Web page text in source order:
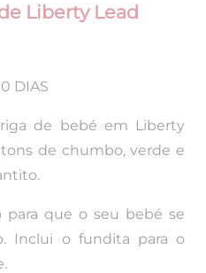
Liberty Lead
DIAS
de bebé em Liberty
de chumbo, verde e
para que o seu bebé se
Inclui o fundita para o